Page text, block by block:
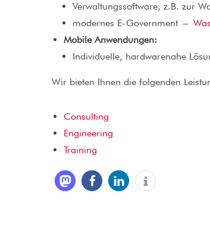
Verwaltungssoftware, z.B. zur
modernes E-Government –
Mobile Anwendungen:
Individuelle, hardwarenahe
Wir bieten Ihnen die folgenden
Consulting
Engineering
Training